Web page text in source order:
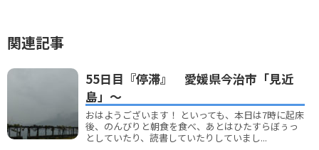
関連記事
55日目『停滞』 愛媛県今治市「見近
島」～
おはようございます！ といっても、本日は7時に起床
後、のんびりと朝食を食べ、あとはひたすらぼぅっ
としていたり、読書していたりしていまし...